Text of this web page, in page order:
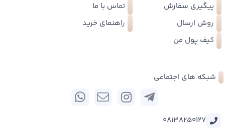
پیگیری سفارش
تماس با ما
روش ارسال
راهنمای خرید
کیف پول من
شبکه های اجتماعی
08138250127